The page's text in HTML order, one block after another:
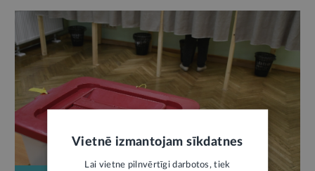
Vietnē izmantojam sīkdatnes
Lai vietne pilnvērtīgi darbotos, tiek